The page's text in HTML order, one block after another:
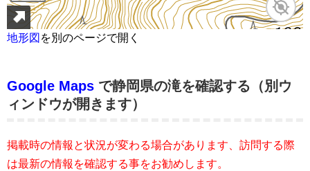
地形図 を別のページで開く
Google Maps で静岡県の滝を確認する（別ウ
ィンドウが開きます）
掲載時の情報と状況が変わる場合があります、訪問する際
は最新の情報を確認する事をお勧めします。